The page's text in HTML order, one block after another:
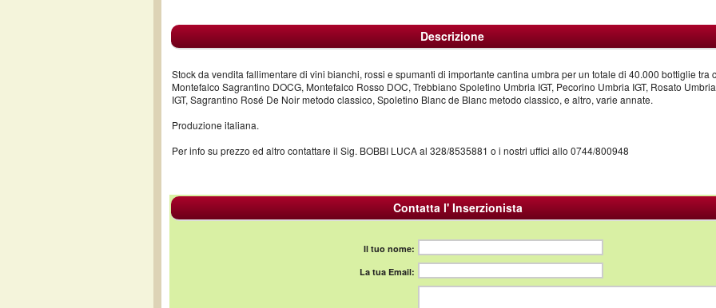
Descrizione
Stock da vendita fallimentare di vini bianchi, rossi e spumanti di importante cantina umbra per un totale di 40.000 bottiglie tra
Montefalco Sagrantino DOCG, Montefalco Rosso DOC, Trebbiano Spoletino Umbria IGT, Pecorino Umbria IGT, Rosato Umbria
IGT, Sagrantino Rosé De Noir metodo classico, Spoletino Blanc de Blanc metodo classico, e altro, varie annate.
Produzione italiana.
Per info su prezzo ed altro contattare il Sig. BOBBI LUCA al 328/8535881 o i nostri uffici allo 0744/800948
Contatta l' Inserzionista
Il tuo nome:
La tua Email: